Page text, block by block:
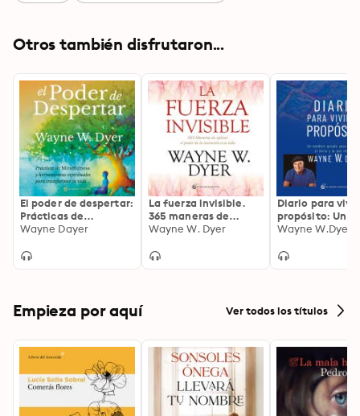
Otros también disfrutaron...
El poder de despertar:
Prácticas de
mindfulness y
espirituales para
Wayne Dayer
La fuerza invisible.
365 maneras de
aplicar el poder de la
Wayne W. Dyer
Diario para
propósito: Un
guiado para
paz interior
Wayne W.Dyer
Empieza por aquí Ver todos los títulos